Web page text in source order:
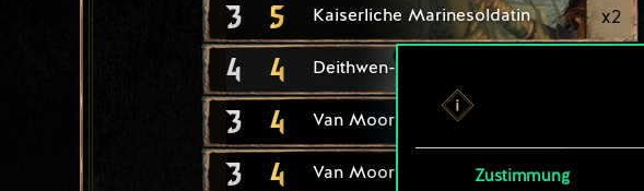
Zustimmung
3 5 Kaiserliche Marinesoldatin x2
4 4 Deithwen-Arbaleste
3 4 Van Moorlehem-Jäger
3 4 Van Moorlehem-Dienerin